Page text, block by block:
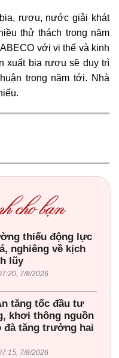
rượu, nước giải khát
thử thách trong năm
với vị thế và kinh
xuất bia rượu sẽ duy trì
trong năm tới. Nhà
thiếu động lực
nghiêng về kịch
lũy
7/8/2026
tăng tốc đầu tư
khơi thông nguồn
đà tăng trưởng hai
7/8/2026